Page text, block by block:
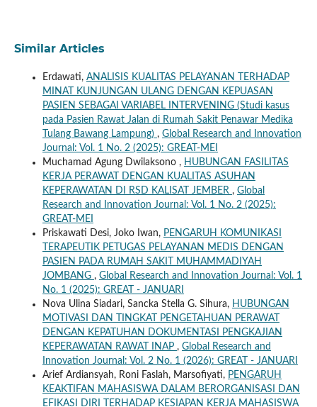
Similar Articles
Erdawati, ANALISIS KUALITAS PELAYANAN TERHADAP
MINAT KUNJUNGAN ULANG DENGAN KEPUASAN
PASIEN SEBAGAI VARIABEL INTERVENING (Studi kasus
pada Pasien Rawat Jalan di Rumah Sakit Penawar Medika
Tulang Bawang Lampung) , Global Research and Innovation
Journal: Vol. 1 No. 2 (2025): GREAT-MEI
Muchamad Agung Dwilaksono , HUBUNGAN FASILITAS
KERJA PERAWAT DENGAN KUALITAS ASUHAN
KEPERAWATAN DI RSD KALISAT JEMBER , Global
Research and Innovation Journal: Vol. 1 No. 2 (2025):
GREAT-MEI
Priskawati Desi, Joko Iwan, PENGARUH KOMUNIKASI
TERAPEUTIK PETUGAS PELAYANAN MEDIS DENGAN
PASIEN PADA RUMAH SAKIT MUHAMMADIYAH
JOMBANG , Global Research and Innovation Journal: Vol. 1
No. 1 (2025): GREAT - JANUARI
Nova Ulina Siadari, Sancka Stella G. Sihura, HUBUNGAN
MOTIVASI DAN TINGKAT PENGETAHUAN PERAWAT
DENGAN KEPATUHAN DOKUMENTASI PENGKAJIAN
KEPERAWATAN RAWAT INAP , Global Research and
Innovation Journal: Vol. 2 No. 1 (2026): GREAT - JANUARI
Arief Ardiansyah, Roni Faslah, Marsofiyati, PENGARUH
KEAKTIFAN MAHASISWA DALAM BERORGANISASI DAN
EFIKASI DIRI TERHADAP KESIAPAN KERJA MAHASISWA